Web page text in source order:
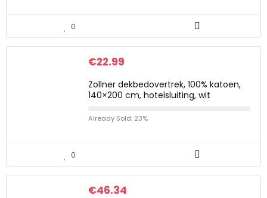
0
€22.99
Zollner dekbedovertrek, 100% katoen,
140×200 cm, hotelsluiting, wit
Already Sold: 23%
0
€46.34